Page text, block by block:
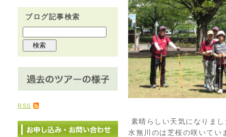
ブログ記事検索
RSS
素晴らしい天気になりま
水無川のは芝桜の咲いてい